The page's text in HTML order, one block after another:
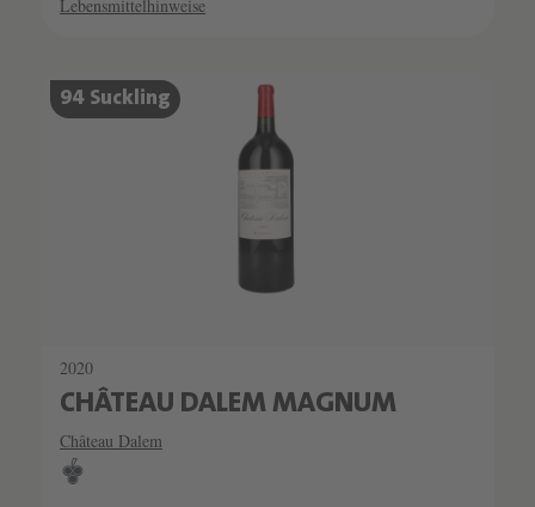
Lebensmittelhinweise
94 Suckling
2020
CHÂTEAU DALEM MAGNUM
Château Dalem